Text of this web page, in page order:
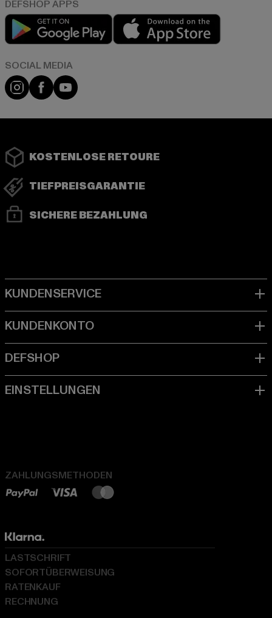
Play market
Instagram
FacebookYouTube
KOSTENLOSE RETOURE
TIEFPREISGARANTIE
SICHERE BEZAHLUNG
ZAHLUNGSMETHODEN
LASTSCHRIFT
SOFORTÜBERWEISUNG
RATENKAUF
RECHNUNG